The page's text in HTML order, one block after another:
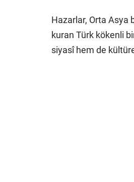
Hazarlar, Orta Asya
kuran Türk kökenli
siyasî hem de